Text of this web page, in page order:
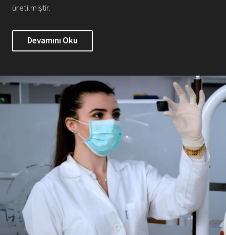
üretilmiştir.
Devamını Oku